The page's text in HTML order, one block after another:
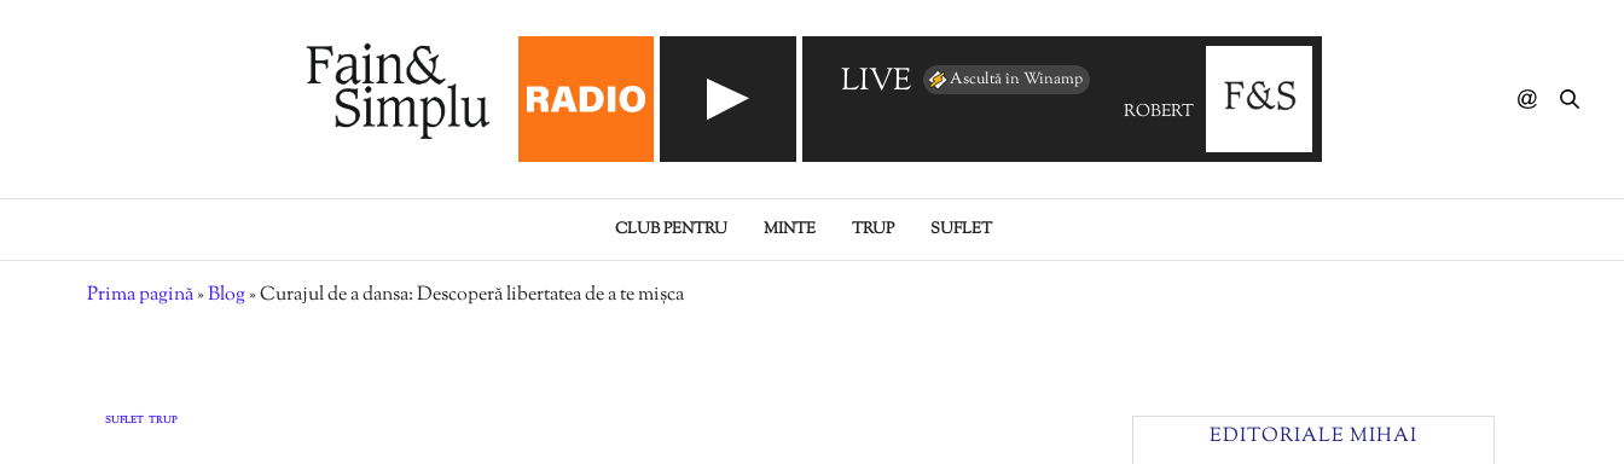
LIVE Ascultă în Winamp
ROBERT MILES - Children (PanoSigma Mix)
CLUB PENTRU MINTE TRUP SUFLET
Prima pagină»Blog»Curajul de a dansa: Descoperă libertatea de a te mișca
SUFLET TRUP
EDITORIALE MIHAI